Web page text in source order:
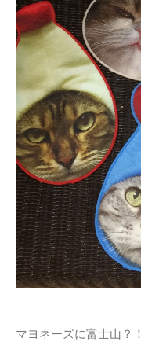
マヨネーズに富士山？！